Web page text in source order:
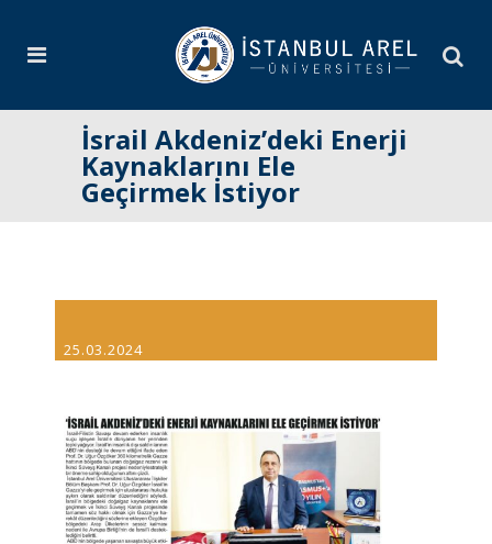
İsrail Akdeniz’deki Enerji
Kaynaklarını Ele
Geçirmek İstiyor
25.03.2024